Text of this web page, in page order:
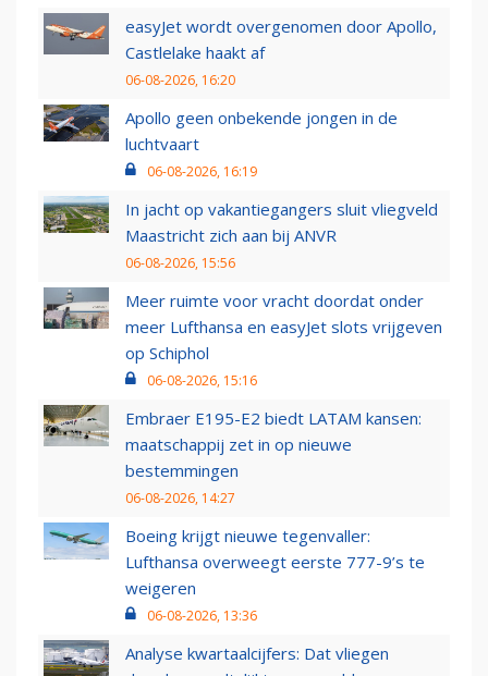
easyJet wordt overgenomen door Apollo,
Castlelake haakt af
06-08-2026, 16:20
Apollo geen onbekende jongen in de
luchtvaart
06-08-2026, 16:19
In jacht op vakantiegangers sluit vliegveld
Maastricht zich aan bij ANVR
06-08-2026, 15:56
Meer ruimte voor vracht doordat onder
meer Lufthansa en easyJet slots vrijgeven
op Schiphol
06-08-2026, 15:16
Embraer E195-E2 biedt LATAM kansen:
maatschappij zet in op nieuwe
bestemmingen
06-08-2026, 14:27
Boeing krijgt nieuwe tegenvaller:
Lufthansa overweegt eerste 777-9’s te
weigeren
06-08-2026, 13:36
Analyse kwartaalcijfers: Dat vliegen